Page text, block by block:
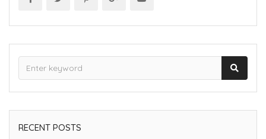
RECENT POSTS